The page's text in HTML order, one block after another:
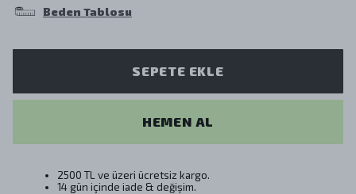
Beden Tablosu
SEPETE EKLE
HEMEN AL
2500 TL ve üzeri ücretsiz kargo.
14 gün içinde iade & değişim.